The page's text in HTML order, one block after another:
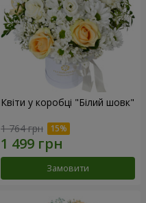
Квіти у коробці "Білий шовк"
1 764 грн
Замовити